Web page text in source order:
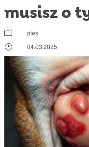
musisz o
m pies
} 04.03.2025